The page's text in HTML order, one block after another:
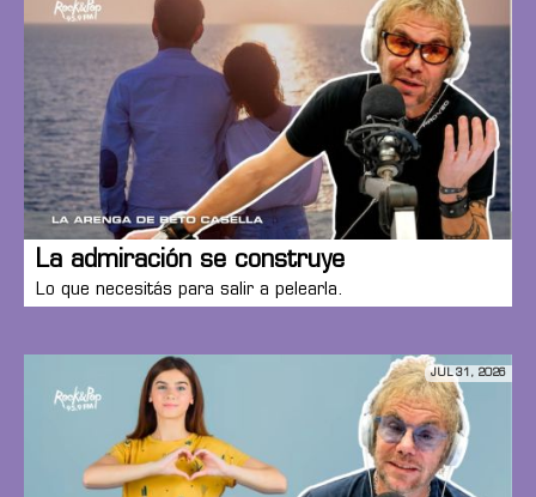
La admiración se construye
Lo que necesitás para salir a pelearla.
JUL 31, 2026